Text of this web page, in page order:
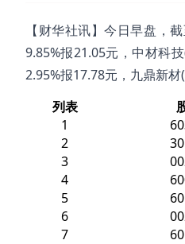
【财华社讯】今日早盘，
9.85%报21.05元，中材科
2.95%报17.78元，九鼎新材
列表
1
2
3
4
5
6
7